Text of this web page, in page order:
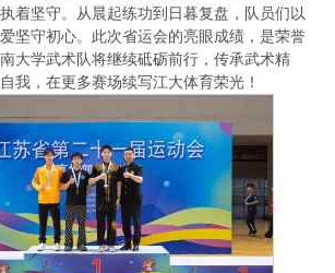
着坚守。从晨起练功到日暮复盘，队员们以
坚守初心。此次省运会的亮眼成绩，是荣誉
大学武术队将继续砥砺前行，传承武术精
我，在更多赛场续写江大体育荣光！